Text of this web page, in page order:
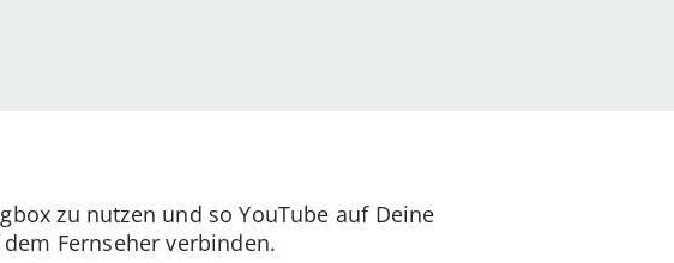
zu nutzen und so YouTube auf Deine
Fernseher verbinden.